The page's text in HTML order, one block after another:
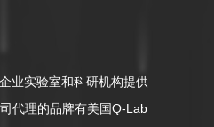
业实验室和科研机构提供
代理的品牌有美国Q-Lab